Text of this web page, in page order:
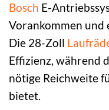
Bosch E-
Vorankommen und
Die 28-Zoll
Effizienz, während
nötige Reichweite
bietet.